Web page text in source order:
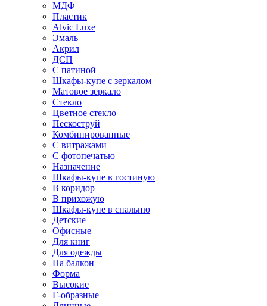
МДФ
Пластик
Alvic Luxe
Эмаль
Акрил
ДСП
С патиной
Шкафы-купе с зеркалом
Матовое зеркало
Стекло
Цветное стекло
Пескоструй
Комбинированные
С витражами
С фотопечатью
Назначение
Шкафы-купе в гостиную
В коридор
В прихожую
Шкафы-купе в спальню
Детские
Офисные
Для книг
Для одежды
На балкон
Форма
Высокие
Г-образные